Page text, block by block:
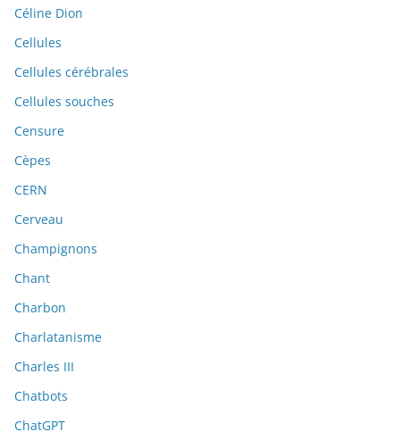
Céline Dion
Cellules
Cellules cérébrales
Cellules souches
Censure
Cèpes
CERN
Cerveau
Champignons
Chant
Charbon
Charlatanisme
Charles III
Chatbots
ChatGPT